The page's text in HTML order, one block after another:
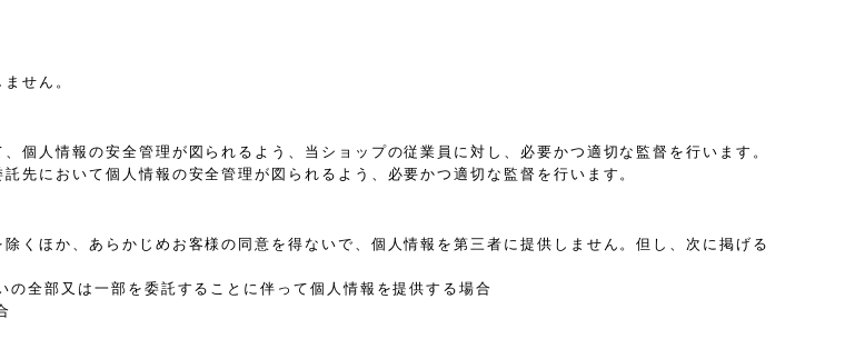
せん。
個人情報の安全管理が図られるよう、当ショップの従業員に対し、必要かつ適切な監督を行います。
先において個人情報の安全管理が図られるよう、必要かつ適切な監督を行います。
くほか、あらかじめお客様の同意を得ないで、個人情報を第三者に提供しません。但し、次に掲げる
全部又は一部を委託することに伴って個人情報を提供する場合